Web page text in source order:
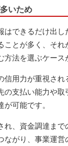
いため
できるだけ出
とが多く、そ
方法を選ぶケース
用力が重視さ
支払い能力や
可能です。
、資金調達ま
がり、事業運